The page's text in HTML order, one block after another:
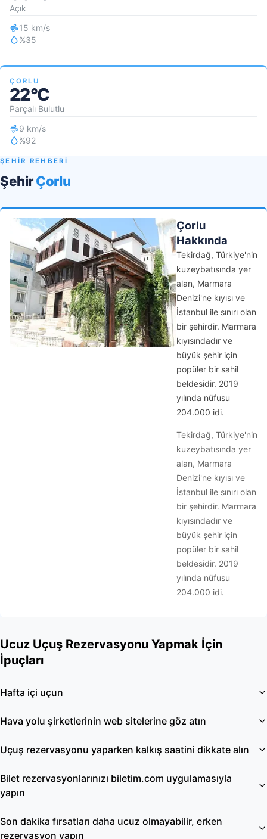
Açık
15 km/s
%35
ÇORLU
22°C
Parçalı Bulutlu
9 km/s
%92
ŞEHİR REHBERİ
ŞehirÇorlu
Çorlu
Hakkında
Tekirdağ, Türkiye'nin
kuzeybatısında yer
alan, Marmara
Denizi'ne kıyısı ve
İstanbul ile sınırı olan
bir şehirdir. Marmara
kıyısındadır ve
büyük şehir için
popüler bir sahil
beldesidir. 2019
yılında nüfusu
204.000 idi.
Tekirdağ, Türkiye'nin
kuzeybatısında yer
alan, Marmara
Denizi'ne kıyısı ve
İstanbul ile sınırı olan
bir şehirdir. Marmara
kıyısındadır ve
büyük şehir için
popüler bir sahil
beldesidir. 2019
yılında nüfusu
204.000 idi.
Ucuz Uçuş Rezervasyonu Yapmak İçin
İpuçları
Hafta içi uçun
Hava yolu şirketlerinin web sitelerine göz atın
Uçuş rezervasyonu yaparken kalkış saatini dikkate alın
Bilet rezervasyonlarınızı biletim.com uygulamasıyla
yapın
Son dakika fırsatları daha ucuz olmayabilir, erken
rezervasyon yapın